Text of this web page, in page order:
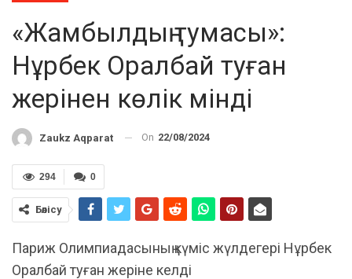
«Жамбылдың тумасы»:
Нұрбек Оралбай туған
жерінен көлік мінді
Zaukz Aqparat On 22/08/2024
0
294
Бөлісу
Париж Олимпиадасының күміс жүлдегері Нұрбек
Оралбай туған жеріне келді